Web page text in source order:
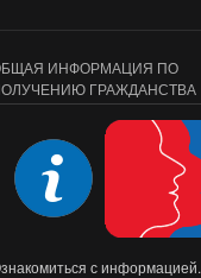
ИНФОРМАЦИЯ ПО
ГРАЖДАНСТВА
с